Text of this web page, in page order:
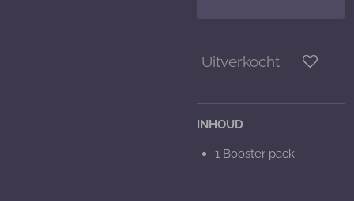
Uitverkocht
INHOUD
1 Booster pack